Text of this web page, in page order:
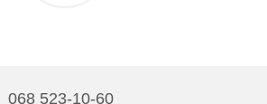
068 523-10-60